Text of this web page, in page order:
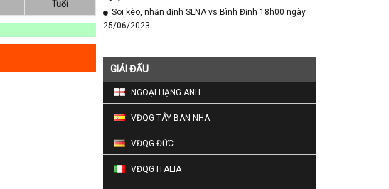
Tuổi
Soi kèo, nhận định SLNA vs Bình Định 18h00 ngày
25/06/2023
GIẢI ĐẤU
NGOẠI HẠNG ANH
VĐQG TÂY BAN NHA
VĐQG ĐỨC
VĐQG ITALIA